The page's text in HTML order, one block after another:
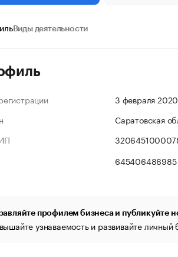
Виды деятельности
3 февраля 2020
Саратовская
645406486985
профилем бизнеса и публикуйте
узнаваемость и развивайте личный